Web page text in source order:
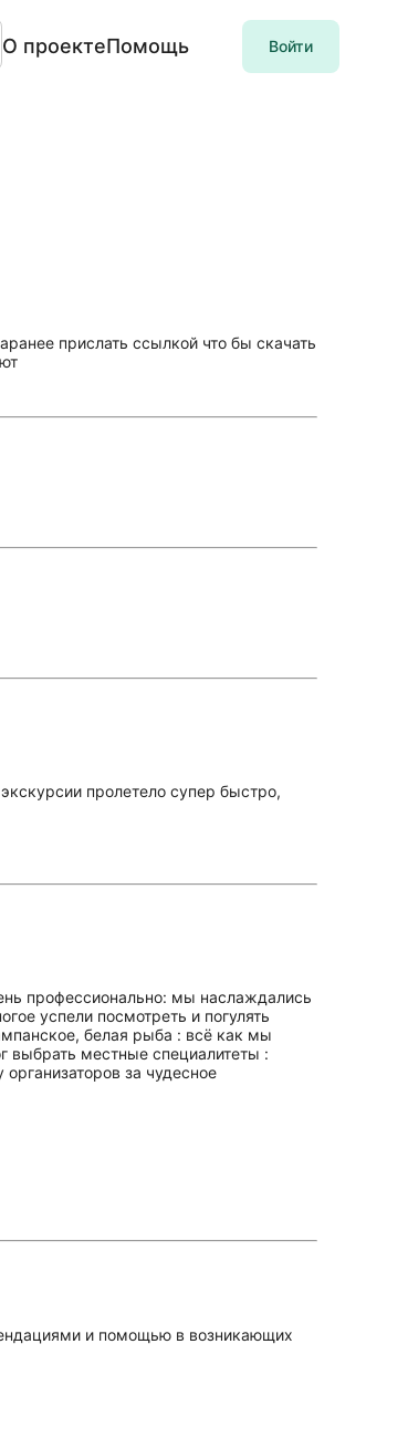
О проектеПомощь Войти
прислать ссылкой что бы скачать
пролетело супер быстро,
профессионально: мы наслаждались
успели посмотреть и погулять
белая рыба : всё как мы
выбрать местные специалитеты :
за чудесное
и помощью в возникающих